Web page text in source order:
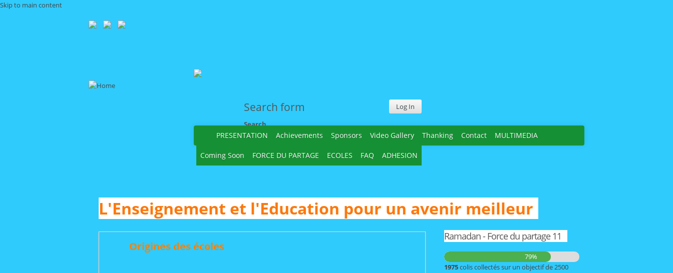
Skip to main content
Search form
Search
Log In
PRESENTATION Achievements Sponsors Video Gallery Thanking Contact MULTIMEDIA
Coming Soon FORCE DU PARTAGE ECOLES FAQ ADHESION
L'Enseignement et l'Education pour un avenir meilleur
Origines des écoles
Ramadan - Force du partage 11
79%
1975colis collectés sur un objectif de 2500